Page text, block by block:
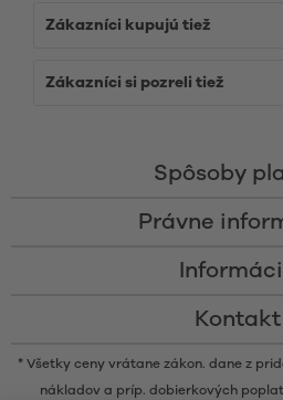
Zákazníci kupujú tiež
Zákazníci si pozreli tiež
Spôsoby
Právne
Kontakt
* Všetky ceny vrátane zákon. dane z
nákladov a príp. dobierkových